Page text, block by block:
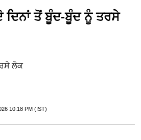
ਦਿਨਾਂ ਤੋਂ ਬੂੰਦ-ਬੂੰਦ ਨੂੰ ਤਰਸੇ
ਲੋਕ
10:18 PM (IST)